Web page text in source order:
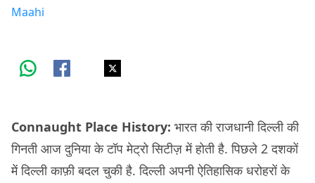
Maahi
Connaught Place History: भारत की राजधानी दिल्ली की
गिनती आज दुनिया के टॉप मेट्रो सिटीज़ में होती है. पिछले 2 दशकों
में दिल्ली काफ़ी बदल चुकी है. दिल्ली अपनी ऐतिहासिक धरोहरों के